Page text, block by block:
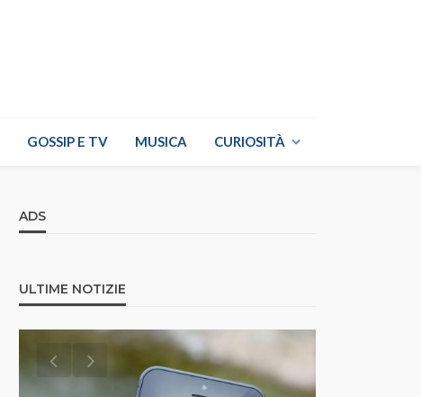
GOSSIP E TV MUSICA CURIOSITÀ
ADS
ULTIME NOTIZIE